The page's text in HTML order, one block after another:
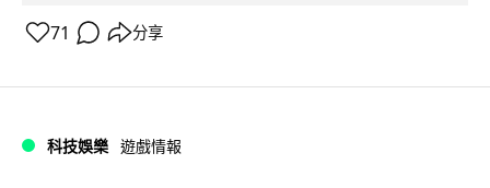
71 分享
科技娛樂 遊戲情報